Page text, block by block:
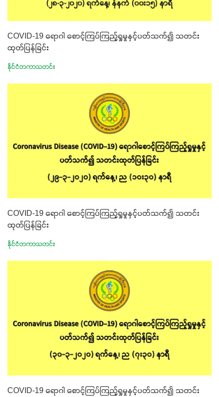
COVID-19 ရောဂါ စောင့်ကြပ်ကြည့်ရှုမှုနှင့်ပတ်သက်၍ သတင်း
ထုတ်ပြန်ခြင်း
နိုင်ငံတကာသတင်း
COVID-19 ရောဂါ စောင့်ကြပ်ကြည့်ရှုမှုနှင့်ပတ်သက်၍ သတင်း
ထုတ်ပြန်ခြင်း
နိုင်ငံတကာသတင်း
COVID-19 ရောဂါ စောင့်ကြပ်ကြည့်ရှုမှုနှင့်ပတ်သက်၍ သတင်း